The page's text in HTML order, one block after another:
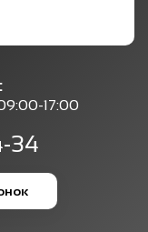
17:00
34